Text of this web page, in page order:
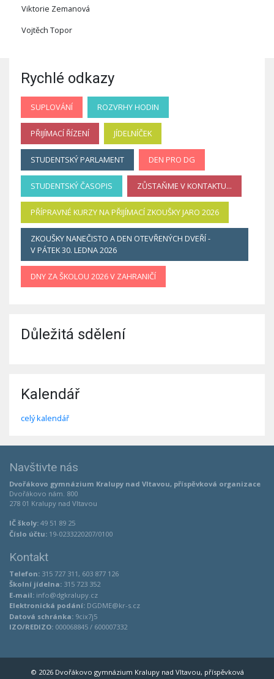
Viktorie Zemanová
Vojtěch Topor
Rychlé odkazy
SUPLOVÁNÍ ROZVRHY HODIN
PŘIJÍMACÍ ŘÍZENÍ JÍDELNÍČEK
STUDENTSKÝ PARLAMENT DEN PRO DG
STUDENTSKÝ ČASOPIS ZŮSTAŇME V KONTAKTU...
PŘÍPRAVNÉ KURZY NA PŘIJÍMACÍ ZKOUŠKY JARO 2026
ZKOUŠKY NANEČISTO A DEN OTEVŘENÝCH DVEŘÍ -
V PÁTEK 30. LEDNA 2026
DNY ZA ŠKOLOU 2026 V ZAHRANIČÍ
Důležitá sdělení
Kalendář
celý kalendář
Navštivte nás
Dvořákovo gymnázium Kralupy nad Vltavou, příspěvková organizace
Dvořákovo nám. 800
278 01 Kralupy nad Vltavou
IČ školy: 49 51 89 25
Číslo účtu: 19-0233220207/0100
Kontakt
Telefon: 315 727 311, 603 877 126
Školní jídelna: 315 723 352
E-mail: info@dgkralupy.cz
Elektronická podání: DGDME@kr-s.cz
Datová schránka: 9cix7j5
IZO/REDIZO: 000068845 / 600007332
© 2026 Dvořákovo gymnázium Kralupy nad Vltavou, příspěvková